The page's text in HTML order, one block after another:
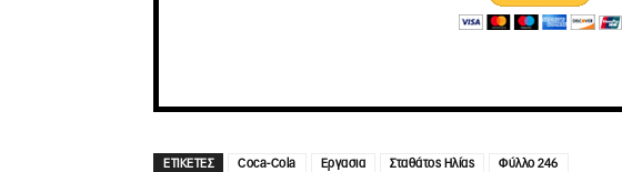
ΕΤΙΚΕΤΕΣ Coca-Cola Εργασια Σταθάτος Ηλίας Φύλλο 246